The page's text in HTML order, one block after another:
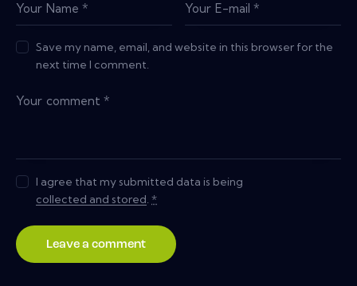
Save my name, email, and website in this browser for the
next time I comment.
I agree that my submitted data is being
collected and stored.*